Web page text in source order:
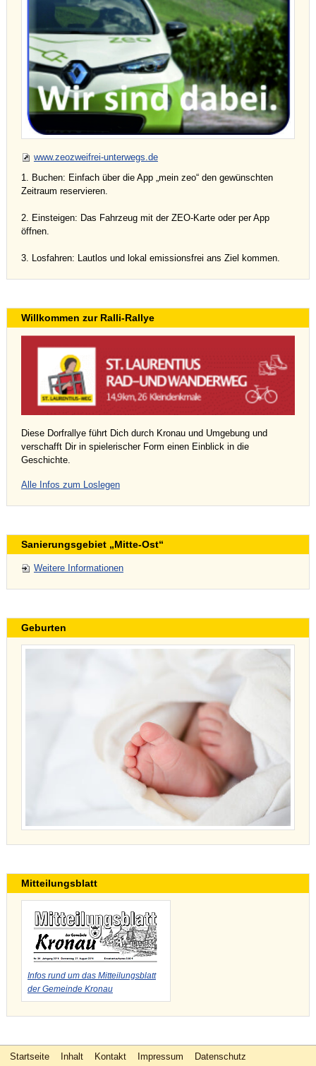
www.zeozweifrei-unterwegs.de
1. Buchen: Einfach über die App „mein zeo“ den gewünschten
Zeitraum reservieren.
2. Einsteigen: Das Fahrzeug mit der ZEO-Karte oder per App
öffnen.
3. Losfahren: Lautlos und lokal emissionsfrei ans Ziel kommen.
Willkommen zur Ralli-Rallye
Diese Dorfrallye führt Dich durch Kronau und Umgebung und
verschafft Dir in spielerischer Form einen Einblick in die
Geschichte.
Alle Infos zum Loslegen
Sanierungsgebiet „Mitte-Ost“
Weitere Informationen
Geburten
Mitteilungsblatt
Infos rund um das Mitteilungsblatt
der Gemeinde Kronau
Startseite Inhalt Kontakt Impressum Datenschutz